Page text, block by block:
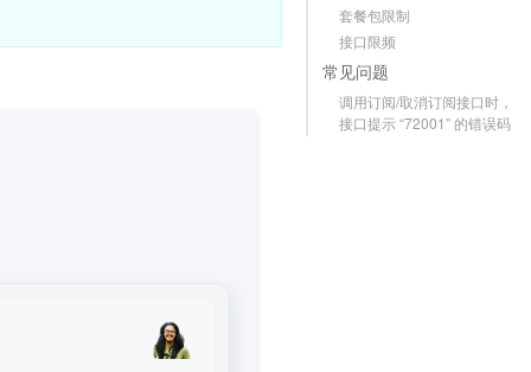
套餐包限制
接口限频
常见问题
调用订阅/取消订阅接口时，
接口提示 “72001” 的错误码